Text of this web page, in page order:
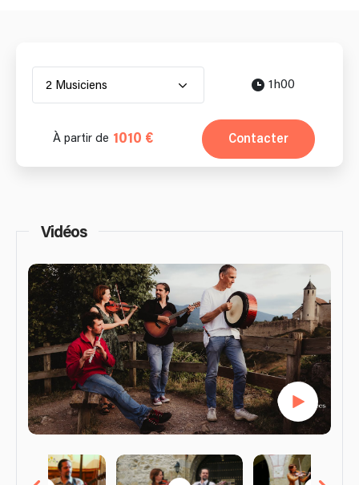
2 Musiciens 1h00
À partir de 1010 € Contacter
Vidéos